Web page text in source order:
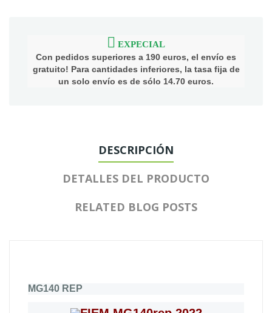
EXPECIAL
Con pedidos superiores a 190 euros, el envío es
gratuito! Para cantidades inferiores, la tasa fija de
un solo envío es de sólo 14.70 euros.
DESCRIPCIÓN
DETALLES DEL PRODUCTO
RELATED BLOG POSTS
MG140 REP